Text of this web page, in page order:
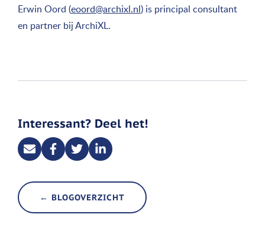
Erwin Oord (eoord@archixl.nl) is principal consultant
en partner bij ArchiXL.
Interessant? Deel het!
← BLOGOVERZICHT